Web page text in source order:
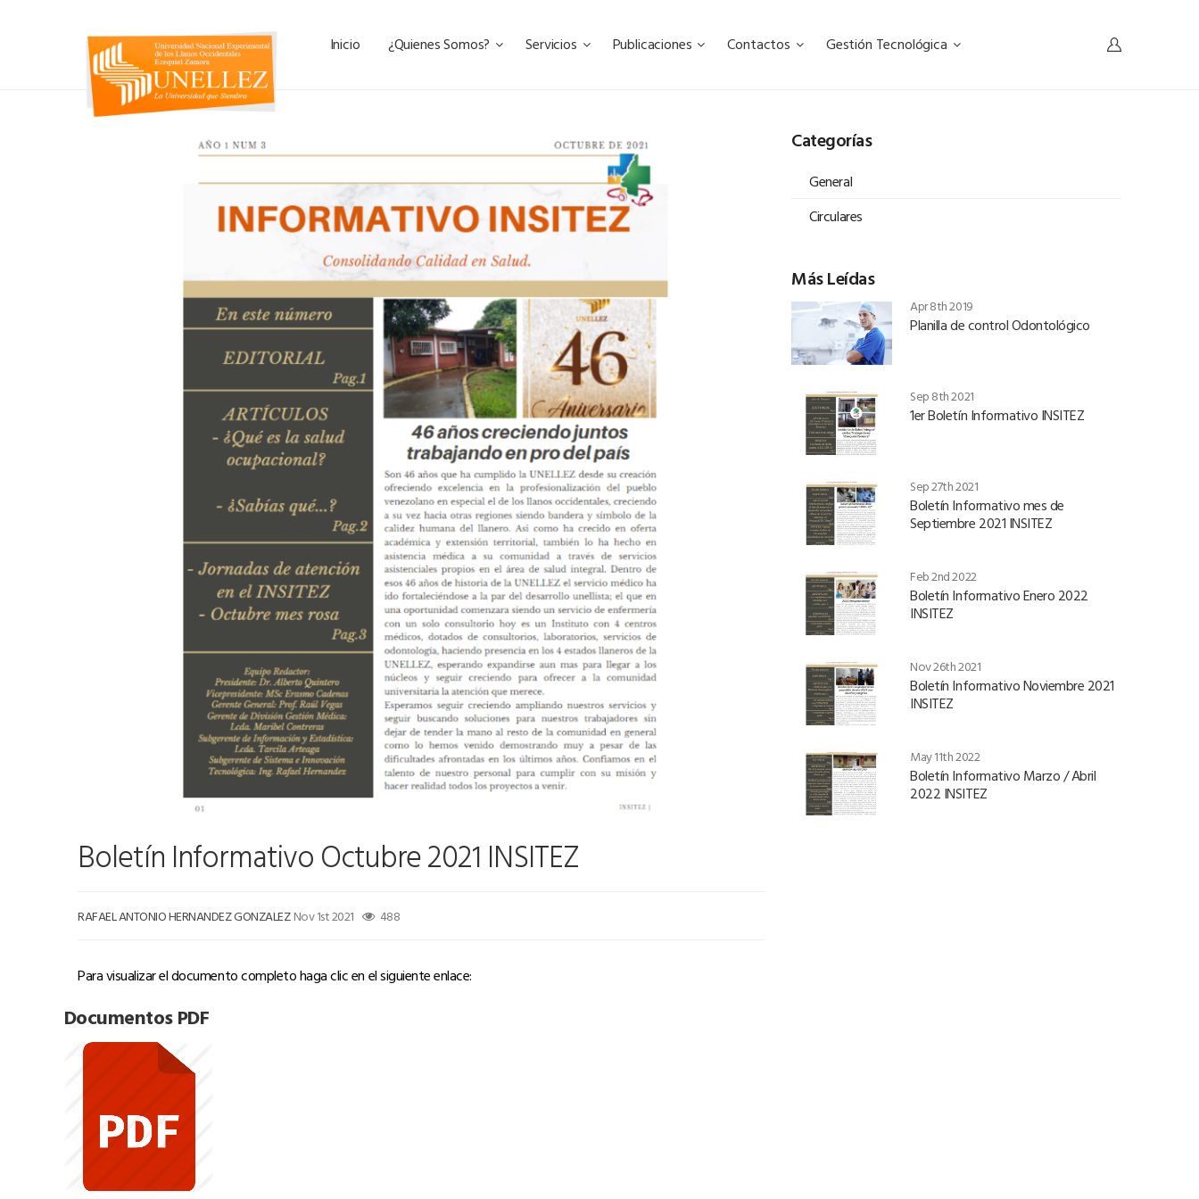
Inicio ¿Quienes Somos? Servicios Publicaciones Contactos Gestión Tecnológica
Boletín Informativo Octubre 2021 INSITEZ
RAFAEL ANTONIO HERNANDEZ GONZALEZ Nov 1st 2021 488
Para visualizar el documento completo haga clic en el siguiente enlace:
Documentos PDF
Categorías
General
Circulares
Más Leídas
Apr 8th 2019
Planilla de control Odontológico
Sep 8th 2021
1er Boletín Informativo INSITEZ
Sep 27th 2021
Boletín Informativo mes de
Septiembre 2021 INSITEZ
Feb 2nd 2022
Boletín Informativo Enero 2022
INSITEZ
Nov 26th 2021
Boletín Informativo Noviembre 2021
INSITEZ
May 11th 2022
Boletín Informativo Marzo / Abril
2022 INSITEZ